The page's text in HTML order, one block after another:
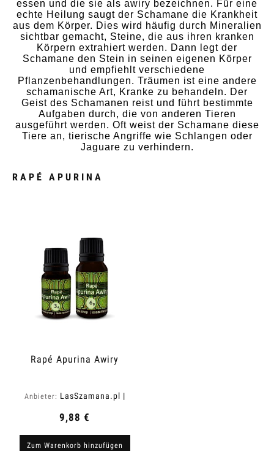
essen und die sie als awiry bezeichnen. Für eine
echte Heilung saugt der Schamane die Krankheit
aus dem Körper. Dies wird häufig durch Mineralien
sichtbar gemacht, Steine, die aus ihren kranken
Körpern extrahiert werden. Dann legt der
Schamane den Stein in seinen eigenen Körper
und empfiehlt verschiedene
Pflanzenbehandlungen. Träumen ist eine andere
schamanische Art, Kranke zu behandeln. Der
Geist des Schamanen reist und führt bestimmte
Aufgaben durch, die von anderen Tieren
ausgeführt werden. Oft weist der Schamane diese
Tiere an, tierische Angriffe wie Schlangen oder
Jaguare zu verhindern.
RAPÉ APURINA
Rapé Apurina Awiry
Anbieter: LasSzamana.pl |
9,88 €
Zum Warenkorb hinzufügen